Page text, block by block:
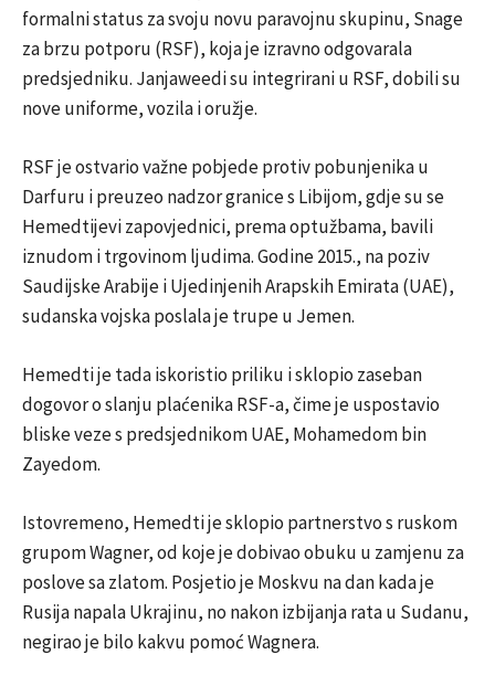
formalni status za svoju novu paravojnu skupinu, Snage
za brzu potporu (RSF), koja je izravno odgovarala
predsjedniku. Janjaweedi su integrirani u RSF, dobili su
nove uniforme, vozila i oružje.
RSF je ostvario važne pobjede protiv pobunjenika u
Darfuru i preuzeo nadzor granice s Libijom, gdje su se
Hemedtijevi zapovjednici, prema optužbama, bavili
iznudom i trgovinom ljudima. Godine 2015., na poziv
Saudijske Arabije i Ujedinjenih Arapskih Emirata (UAE),
sudanska vojska poslala je trupe u Jemen.
Hemedti je tada iskoristio priliku i sklopio zaseban
dogovor o slanju plaćenika RSF-a, čime je uspostavio
bliske veze s predsjednikom UAE, Mohamedom bin
Zayedom.
Istovremeno, Hemedti je sklopio partnerstvo s ruskom
grupom Wagner, od koje je dobivao obuku u zamjenu za
poslove sa zlatom. Posjetio je Moskvu na dan kada je
Rusija napala Ukrajinu, no nakon izbijanja rata u Sudanu,
negirao je bilo kakvu pomoć Wagnera.